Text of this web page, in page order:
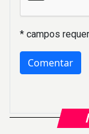
* campos